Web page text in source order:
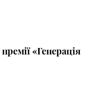
«Генерація